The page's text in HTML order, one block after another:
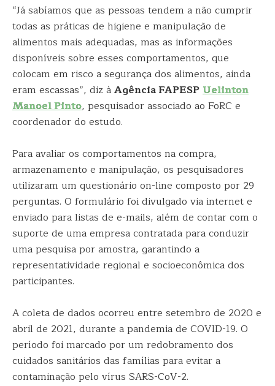
“Já sabíamos que as pessoas tendem a não cumprir
todas as práticas de higiene e manipulação de
alimentos mais adequadas, mas as informações
disponíveis sobre esses comportamentos, que
colocam em risco a segurança dos alimentos, ainda
eram escassas”, diz àAgência FAPESPUelinton
Manoel Pinto, pesquisador associado ao FoRC e
coordenador do estudo.
Para avaliar os comportamentos na compra,
armazenamento e manipulação, os pesquisadores
utilizaram um questionário on-line composto por 29
perguntas. O formulário foi divulgado via internet e
enviado para listas de e-mails, além de contar com o
suporte de uma empresa contratada para conduzir
uma pesquisa por amostra, garantindo a
representatividade regional e socioeconômica dos
participantes.
A coleta de dados ocorreu entre setembro de 2020 e
abril de 2021, durante a pandemia de COVID-19. O
período foi marcado por um redobramento dos
cuidados sanitários das famílias para evitar a
contaminação pelo vírus SARS-CoV-2.